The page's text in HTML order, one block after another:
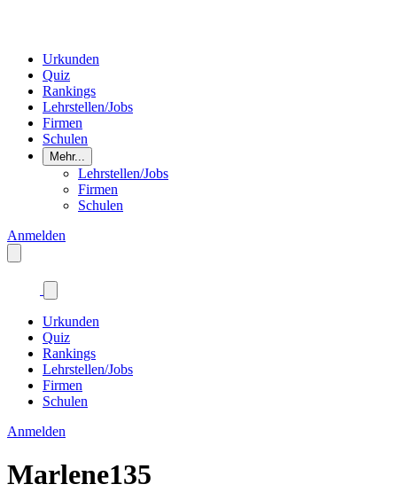
Urkunden
Quiz
Rankings
Lehrstellen/Jobs
Firmen
Schulen
Mehr...
Lehrstellen/Jobs
Firmen
Schulen
Anmelden
Urkunden
Quiz
Rankings
Lehrstellen/Jobs
Firmen
Schulen
Anmelden
Marlene135